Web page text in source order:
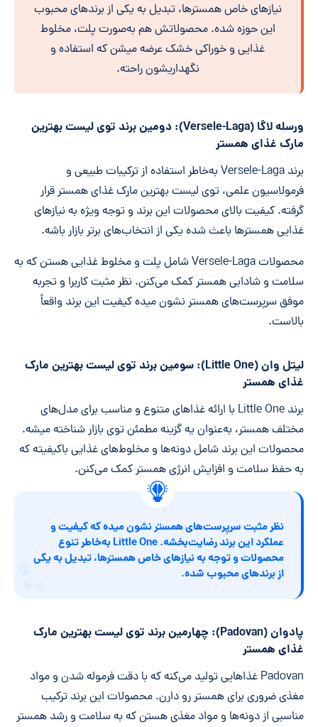
نیازهای خاص همسترها، تبدیل به یکی از برندهای محبوب
این حوزه شده. محصولاتش هم به‌صورت پلت، مخلوط
غذایی و خوراکی خشک عرضه میشن که استفاده و
نگهداریشون راحته.
ورسله لاگا (Versele-Laga): دومین برند توی لیست بهترین
مارک غذای همستر
برند Versele-Laga به‌خاطر استفاده از ترکیبات طبیعی و
فرمولاسیون علمی، توی لیست بهترین مارک غذای همستر قرار
گرفته. کیفیت بالای محصولات این برند و توجه ویژه به نیازهای
غذایی همسترها باعث شده یکی از انتخاب‌های برتر بازار باشه.
محصولات Versele-Laga شامل پلت و مخلوط غذایی هستن که به
سلامت و شادابی همستر کمک می‌کنن. نظر مثبت کاربرا و تجربه
موفق سرپرست‌های همستر نشون میده کیفیت این برند واقعاً
بالاست.
لیتل وان (Little One): سومین برند توی لیست بهترین مارک
غذای همستر
برند Little One با ارائه غذاهای متنوع و مناسب برای مدل‌های
مختلف همستر، به‌عنوان یه گزینه مطمئن توی بازار شناخته میشه.
محصولات این برند شامل دونه‌ها و مخلوط‌های غذایی باکیفیته که
به حفظ سلامت و افزایش انرژی همستر کمک می‌کنن.
نظر مثبت سرپرست‌های همستر نشون میده که کیفیت و
عملکرد این برند رضایت‌بخشه. Little One به‌خاطر تنوع
محصولات و توجه به نیازهای خاص همسترها، تبدیل به یکی
از برندهای محبوب شده.
پادوان (Padovan): چهارمین برند توی لیست بهترین مارک
غذای همستر
Padovan غذاهایی تولید می‌کنه که با دقت فرموله شدن و مواد
مغذی ضروری برای همستر رو دارن. محصولات این برند ترکیب
مناسبی از دونه‌ها و مواد مغذی هستن که به سلامت و رشد همستر